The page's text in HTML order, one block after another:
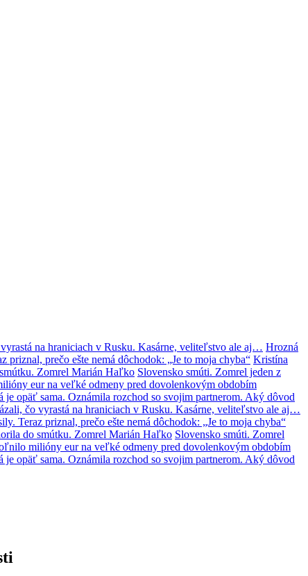
na hraniciach v Rusku. Kasárne, veliteľstvo ale aj… Hrozná
prečo ešte nemá dôchodok: „Je to moja chyba“ Kristína
Zomrel Marián Haľko Slovensko smúti. Zomrel jeden z
eur na veľké odmeny pred dovolenkovým obdobím
je opäť sama. Oznámila rozchod so svojim partnerom. Aký dôvod
čo vyrastá na hraniciach v Rusku. Kasárne, veliteľstvo ale aj…
Teraz priznal, prečo ešte nemá dôchodok: „Je to moja chyba“
do smútku. Zomrel Marián Haľko Slovensko smúti. Zomrel
milióny eur na veľké odmeny pred dovolenkovým obdobím
je opäť sama. Oznámila rozchod so svojim partnerom. Aký dôvod